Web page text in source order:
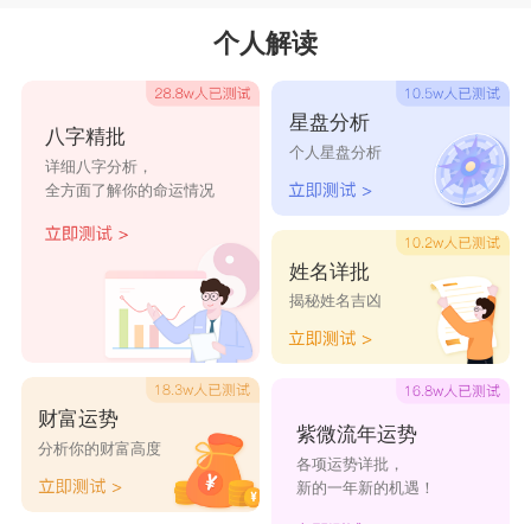
辛巴
公爵 爵士 源源
钱钱 旺财 旺旺
奶酪 银宝 安安 平平
浩洋 皮克 迈克
亚瑟 大壮 西蒙 丽莎
现金 崽崽 大清
阿淼 兴旺 天佑 鑫鑫
辉辉 金贵 昊子 鸿波
润儿 哲海 爱贝 贝尔
小强 安妮 贝宝 来福
个人解读
八字精批
详细八字分析，
全方面了解你的命运情况
财富运势
分析你的财富高度
星盘分析
个人星盘分析
姓名详批
揭秘姓名吉凶
紫微流年运势
各项运势详批，
新的一年新的机遇！